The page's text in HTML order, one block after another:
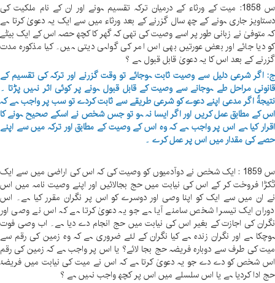
س 1858: میت کے ورثاء کے درمیان ترکہ تقسیم ہونے اور ان کے نام ملکیت کی
دستاویز جاری ہونے کے چھ سال گزرنے کے بعد ورثاء میں سے ایک یہ دعویٰ کرتا ہے
کہ متوفیٰ نے زبانی طور پر اسے وصیت کی تھی کہ گھر کا کچھ حصہ اس کے ایک بیٹے
کو دیا جائے اور بعض عورتیں بھی اس امر کی گواہی دیتی ہیں۔ کیا مذکورہ مدت
گزرنے کے بعد اس کا یہ دعویٰ قابل قبول ہے ؟
ج: اگر شرعی دلیل سے وصیت ثابت ہوجائے تو وقت گزرنے اور ترکہ کی تقسیم کے
قانونی مراحل طے ہوجانے سے وصیت کے قابل قبول ہونے پر کوئی اثر نہیں پڑتا ۔
نتیجةً اگر مدعی اپنے دعوے کو شرعی طریقے سے ثابت کردے تو سب پر واجب ہے کہ
اس کے مطابق عمل کریں اور اگر ایسا نہ ہو تو جس شخص نے اسکے صحیح ہونے کا
اقرار کیا ہے اس پر واجب ہے کہ وہ اس کے وصیت کے مطابق اور ترکہ میں سے اپنے
حصے کی مقدار میں اس پر عمل کرے ۔
س 1859 : ایک شخص نے دوآدمیوں کو وصیت کی کہ اس کی اراضی میں سے ایک
ٹکڑا فروخت کر کے اس کی نیابت میں حج بجالائیں اور اپنے وصیت نامہ میں اس
نے ان میں سے ایک کو اپنا وصی اور دوسرے کو اس پر نگران مقرر کیا ہے۔ اس
دوران ایک تیسرا شخص سامنے آیا ہے جو یہ دعویٰ کرتا ہے کہ اس نے وصی اور
نگران کی اجازت کے بغیر اس کی نیابت میں حج انجام دے دیا ہے۔ اب وصی فوت
ہوچکا ہے اور نگران زندہ ہے کیا نگران کے لئے ضروری ہے کہ وہ زمین کی رقم سے
میت کی طرف سے دوبارہ فریضہ حج بجا لائے؟ یا اس پر واجب ہے کہ زمین کی رقم
اس شخص کو دے دے جو یہ دعویٰ کرتا ہے کہ اس نے میت کی نیابت میں فریضۂ
حج ادا کردیا ہے یا اس سلسلے میں اس پر کچھ واجب نہیں ہے ؟